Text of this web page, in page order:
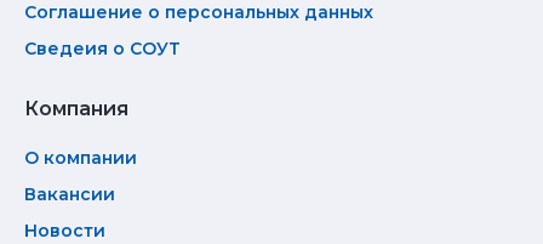
Соглашение о персональных данных
Сведеия о СОУТ
Компания
О компании
Вакансии
Новости